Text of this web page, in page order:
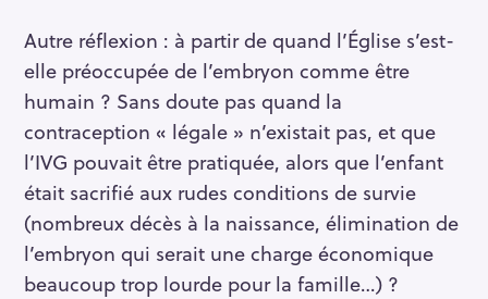
Autre réflexion : à partir de quand l’Église s’est-
elle préoccupée de l’embryon comme être
humain ? Sans doute pas quand la
contraception « légale » n’existait pas, et que
l’IVG pouvait être pratiquée, alors que l’enfant
était sacrifié aux rudes conditions de survie
(nombreux décès à la naissance, élimination de
l’embryon qui serait une charge économique
beaucoup trop lourde pour la famille…) ?